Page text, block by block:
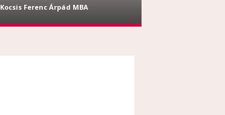
Kocsis Ferenc Árpád MBA